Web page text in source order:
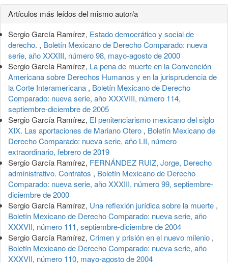
Detalles
del
artículo
Artículos más leídos del mismo autor/a
Sergio García Ramírez, Estado democrático y social de
derecho. , Boletín Mexicano de Derecho Comparado: nueva
serie, año XXXIII, número 98, mayo-agosto de 2000
Sergio García Ramírez, La pena de muerte en la Convención
Americana sobre Derechos Humanos y en la jurisprudencia de
la Corte Interamericana , Boletín Mexicano de Derecho
Comparado: nueva serie, año XXXVIII, número 114,
septiembre-diciembre de 2005
Sergio García Ramírez, El penitenciarismo mexicano del siglo
XIX. Las aportaciones de Mariano Otero , Boletín Mexicano de
Derecho Comparado: nueva serie, año LII, número
extraordinario, febrero de 2019
Sergio García Ramírez, FERNÁNDEZ RUIZ, Jorge, Derecho
administrativo. Contratos , Boletín Mexicano de Derecho
Comparado: nueva serie, año XXXIII, número 99, septiembre-
diciembre de 2000
Sergio García Ramírez, Una reflexión jurídica sobre la muerte ,
Boletín Mexicano de Derecho Comparado: nueva serie, año
XXXVII, número 111, septiembre-diciembre de 2004
Sergio García Ramírez, Crimen y prisión en el nuevo milenio ,
Boletín Mexicano de Derecho Comparado: nueva serie, año
XXXVII, número 110, mayo-agosto de 2004